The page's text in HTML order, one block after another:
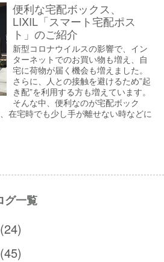
便利な宅配ボックス、
LIXIL「スマート宅配ポス
ト」のご紹介
新型コロナウイルスの影響で、イン
ターネットでのお買い物も増え、自
宅に荷物が届く機会も増えました。
さらに、人との接触を避けるため”起
き配”を利用する方も増えています。
そんな中、便利なのが宅配ボック
在宅時でも少し手が離せない時などに
グ一覧
(24)
(45)